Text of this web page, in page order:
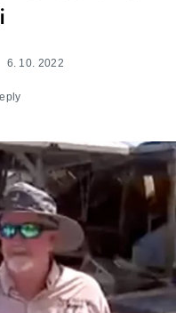
6. 10. 2022